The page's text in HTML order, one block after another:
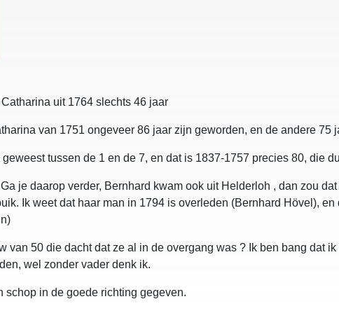
uit 1764 slechts 46 jaar
van 1751 ongeveer 86 jaar zijn geworden, en de andere 75
tussen de 1 en de 7, en dat is 1837-1757 precies 80, die
je daarop verder, Bernhard kwam ook uit Helderloh , dan zou
Ik weet dat haar man in 1794 is overleden (Bernhard Hövel),
van 50 die dacht dat ze al in de overgang was ? Ik ben bang dat
wel zonder vader denk ik.
schop in de goede richting gegeven.